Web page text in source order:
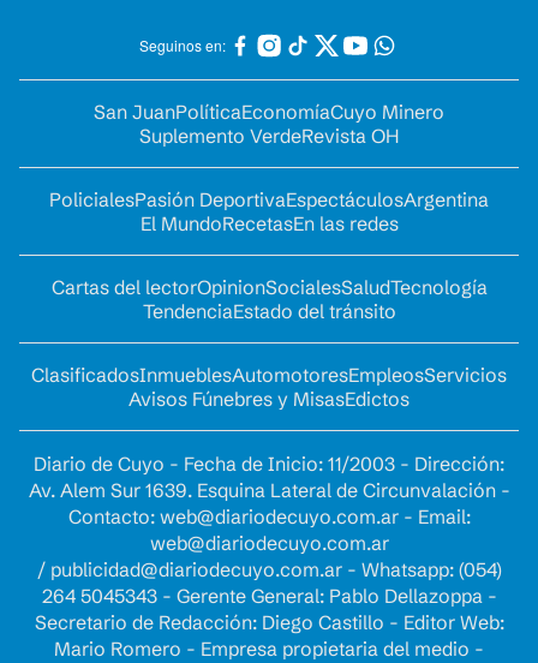
Seguinos en:
San JuanPolíticaEconomíaCuyo Minero
Suplemento VerdeRevista OH
PolicialesPasión DeportivaEspectáculosArgentina
El MundoRecetasEn las redes
Cartas del lectorOpinionSocialesSaludTecnología
TendenciaEstado del tránsito
ClasificadosInmueblesAutomotoresEmpleosServicios
Avisos Fúnebres y MisasEdictos
Diario de Cuyo - Fecha de Inicio: 11/2003 - Dirección:
Av. Alem Sur 1639. Esquina Lateral de Circunvalación -
Contacto: web@diariodecuyo.com.ar- Email:
web@diariodecuyo.com.ar
/ publicidad@diariodecuyo.com.ar- Whatsapp: (054)
264 5045343 - Gerente General: Pablo Dellazoppa -
Secretario de Redacción: Diego Castillo - Editor Web:
Mario Romero - Empresa propietaria del medio -